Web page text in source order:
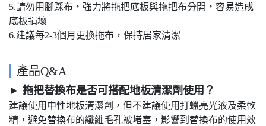
5.請勿用腳踩布，強力將拖把底板與拖把布分開，容易造成
底板損壞
6.建議每2-3個月更換拖布，保持居家清潔
產品Q&A
► 拖把替換布是否可搭配地板清潔劑使用？
建議使用中性地板清潔劑，但不建議使用打蠟亮光液及柔軟
精，避免替換布的纖維毛孔被堵塞，影響到替換布的使用效